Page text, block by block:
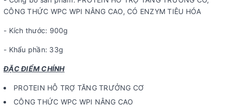
CÔNG THỨC WPC WPI NÂNG CAO, CÓ ENZYM TIÊU HÓA
- Kích thước: 900g
- Khẩu phần: 33g
ĐẶC ĐIỂM CHÍNH
PROTEIN HỖ TRỢ TĂNG TRƯỞNG CƠ
CÔNG THỨC WPC WPI NÂNG CAO